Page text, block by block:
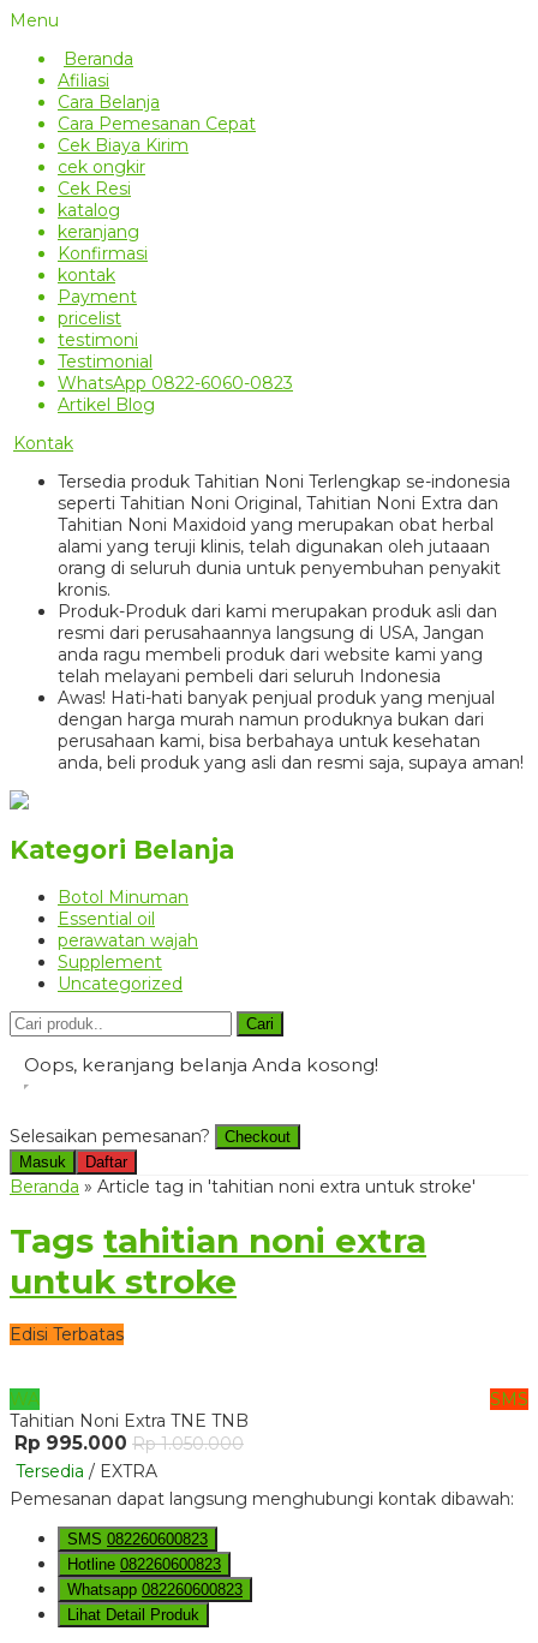
Menu
Beranda
Afiliasi
Cara Belanja
Cara Pemesanan Cepat
Cek Biaya Kirim
cek ongkir
Cek Resi
katalog
keranjang
Konfirmasi
kontak
Payment
pricelist
testimoni
Testimonial
WhatsApp 0822-6060-0823
Artikel Blog
Kontak
Tersedia produk Tahitian Noni Terlengkap se-indonesia
seperti Tahitian Noni Original, Tahitian Noni Extra dan
Tahitian Noni Maxidoid yang merupakan obat herbal
alami yang teruji klinis, telah digunakan oleh jutaaan
orang di seluruh dunia untuk penyembuhan penyakit
kronis.
Produk-Produk dari kami merupakan produk asli dan
resmi dari perusahaannya langsung di USA, Jangan
anda ragu membeli produk dari website kami yang
telah melayani pembeli dari seluruh Indonesia
Awas! Hati-hati banyak penjual produk yang menjual
dengan harga murah namun produknya bukan dari
perusahaan kami, bisa berbahaya untuk kesehatan
anda, beli produk yang asli dan resmi saja, supaya aman!
Kategori Belanja
Botol Minuman
Essential oil
perawatan wajah
Supplement
Uncategorized
Cari
Oops, keranjang belanja Anda kosong!
Selesaikan pemesanan?
Checkout
Masuk
Daftar
Beranda » Article tag in 'tahitian noni extra untuk stroke'
Tags tahitian noni extra
untuk stroke
Edisi Terbatas
WA
SMS
Tahitian Noni Extra TNE TNB
Rp 995.000 Rp 1.050.000
Tersedia / EXTRA
Pemesanan dapat langsung menghubungi kontak dibawah:
SMS 082260600823
Hotline 082260600823
Whatsapp 082260600823
Lihat Detail Produk